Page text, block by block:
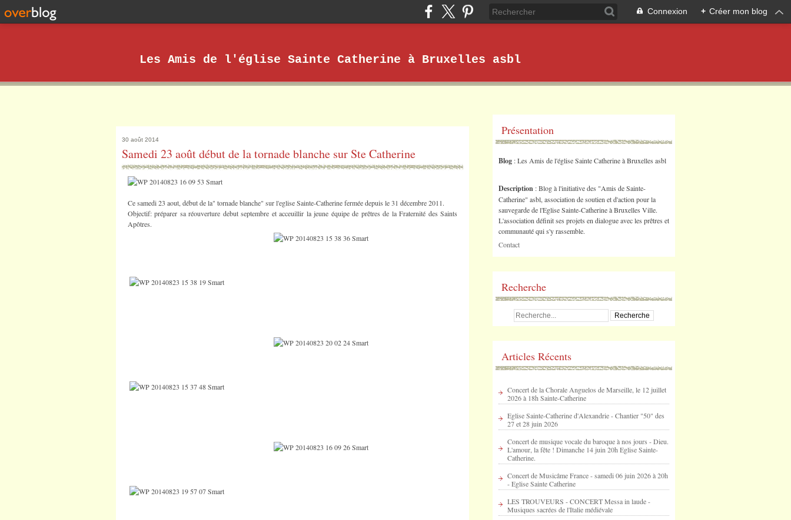
Connexion + Créer mon blog
Les Amis de l'église Sainte Catherine à Bruxelles asbl
30 août 2014
Samedi 23 août début de la tornade blanche sur Ste Catherine
Ce samedi 23 aout, début de la" tornade blanche" sur l'eglise Sainte-Catherine fermée depuis le 31 décembre 2011.
Objectif: préparer sa réouverture debut septembre et acceuillir la jeune équipe de prêtres de la Fraternité des Saints
Apôtres.
Présentation
Blog : Les Amis de l'église Sainte Catherine à Bruxelles asbl
Description : Blog à l'initiative des "Amis de Sainte-
Catherine" asbl, association de soutien et d'action pour la
sauvegarde de l'Eglise Sainte-Catherine à Bruxelles Ville.
L'association définit ses projets en dialogue avec les prêtres et
communauté qui s'y rassemble.
Contact
Recherche
Articles Récents
Concert de la Chorale Anguelos de Marseille, le 12 juillet
2026 à 18h Sainte-Catherine
Eglise Sainte-Catherine d'Alexandrie - Chantier "50" des
27 et 28 juin 2026
Concert de musique vocale du baroque à nos jours - Dieu.
L'amour, la fête ! Dimanche 14 juin 20h Eglise Sainte-
Catherine.
Concert de Musicâme France - samedi 06 juin 2026 à 20h
- Eglise Sainte Catherine
LES TROUVEURS - CONCERT Messa in laude -
Musiques sacrées de l'Italie médiévale